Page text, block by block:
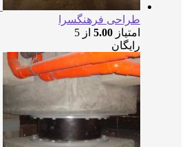
طراحی فرهنگسرا
امتیاز 5.00 از 5
رایگان